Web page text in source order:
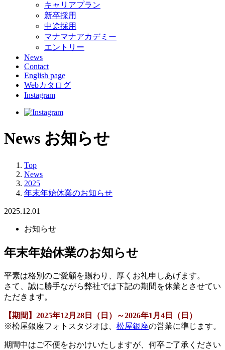
キャリアプラン
新卒採用
中途採用
マナマナアカデミー
エントリー
News
Contact
English page
Webカタログ
Instagram
News お知らせ
Top
News
2025
年末年始休業のお知らせ
2025.12.01
お知らせ
年末年始休業のお知らせ
平素は格別のご愛顧を賜わり、厚くお礼申しあげます。
さて、誠に勝手ながら弊社では下記の期間を休業とさせてい
ただきます。
【期間】2025年12月28日（日）～2026年1月4日（日）
※松屋銀座フォトスタジオは、 松屋銀座の営業に準じます。
期間中はご不便をおかけいたしますが、何卒ご了承ください